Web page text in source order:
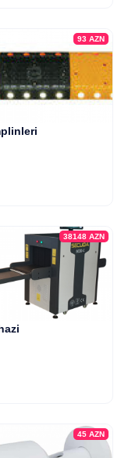
93 AZN
38148 AZN
45 AZN